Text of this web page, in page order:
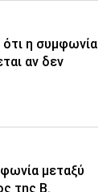
ότι η συμφωνία
αν δεν
μεταξύ
της Β.